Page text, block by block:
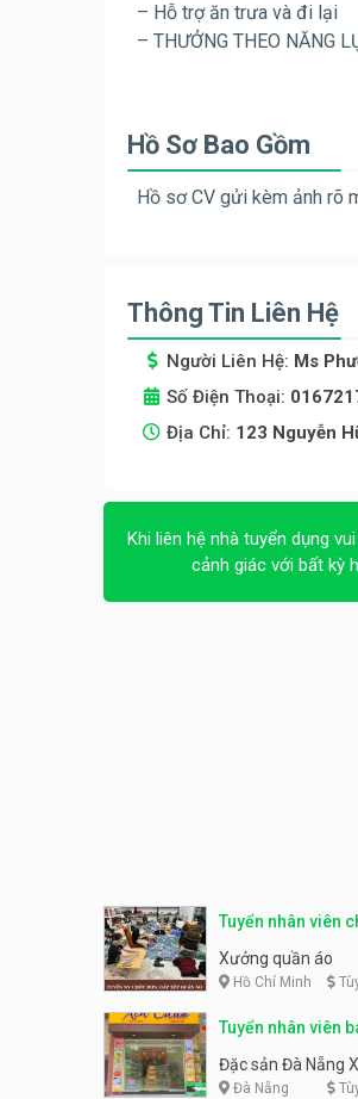
– Hỗ trợ ăn trưa và đi lại
– THƯỞNG THEO NĂNG
Hồ Sơ Bao Gồm
Hồ sơ CV gửi kèm ảnh rõ
Thông Tin Liên Hệ
Người Liên Hệ: Ms
Số Điện Thoại:
Địa Chỉ: 123 Nguyễn
Khi liên hệ nhà tuyển dụng
cảnh giác với bất kỳ
Tuyển nhân viên
sản phẩm
Xưởng quần áo
Hồ Chí Minh
Tuyển nhân viên
sản Đà Nẵng
Đặc sản Đà Nẵng
Đà Nẵng